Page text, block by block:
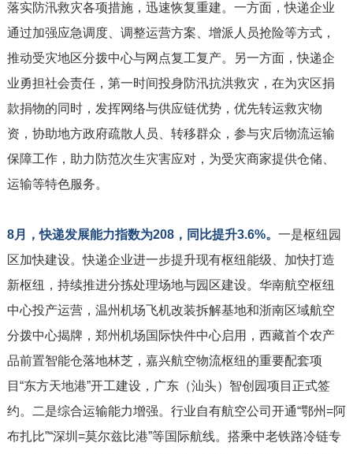
落实防汛救灾各项措施，迅速恢复重建。一方面，快递企业
通过加强应急调度、调整运营方案、增派人员抢险等方式，
推动受灾地区分拨中心与网点复工复产。另一方面，快递企
业勇担社会责任，第一时间投身防汛抗洪救灾，在为灾区捐
款捐物的同时，发挥网络与供应链优势，优先转运救灾物
资，协助地方政府疏散人员、转移群众，参与灾后物流运输
保障工作，助力防范次生灾害应对，为受灾商家提供仓储、
运输等特色服务。
8月，快递发展能力指数为208，同比提升3.6%。 一是枢纽园
区加快建设。快递企业进一步提升现有枢纽能级、加快打造
新枢纽，持续推进分拣处理场地与园区建设。华南航空枢纽
中心投产运营，温州机场飞机改装拆解基地和浙南区域航空
分拨中心揭牌，郑州机场国际快件中心启用，西藏首个农产
品前置智能仓落地林芝，嘉兴航空物流枢纽的重要配套项
目“东方天地港”开工建设，广东（汕头）智创园项目正式签
约。二是综合运输能力增强。行业自有航空公司开通“鄂州=阿
布扎比”“深圳=莫尔兹比港”等国际航线。搭乘中老铁路冷链专